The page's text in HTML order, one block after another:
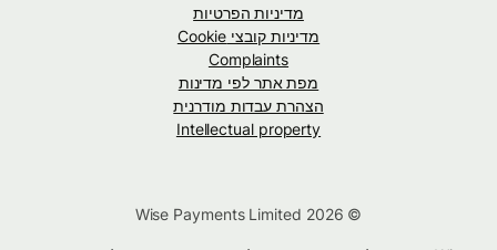
מדיניות הפרטיות
מדיניות קובצי Cookie
Complaints
מפת אתר לפי מדינות
הצהרת עבדות מודרנית
Intellectual property